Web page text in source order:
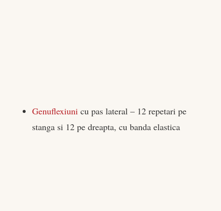
Genuflexiuni cu pas lateral – 12 repetari pe
stanga si 12 pe dreapta, cu banda elastica